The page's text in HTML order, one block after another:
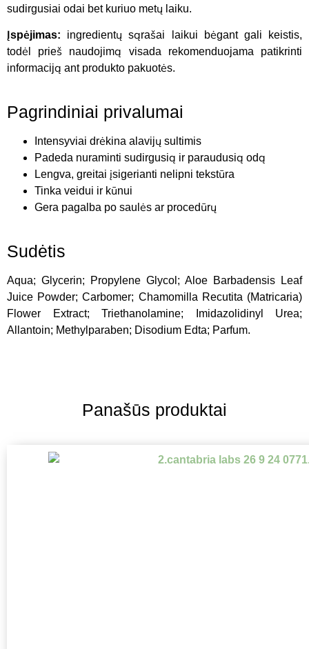
sudirgusiai odai bet kuriuo metų laiku.
Įspėjimas: ingredientų sąrašai laikui bėgant gali keistis,
todėl prieš naudojimą visada rekomenduojama patikrinti
informaciją ant produkto pakuotės.
Pagrindiniai privalumai
Intensyviai drėkina alavijų sultimis
Padeda nuraminti sudirgusią ir paraudusią odą
Lengva, greitai įsigerianti nelipni tekstūra
Tinka veidui ir kūnui
Gera pagalba po saulės ar procedūrų
Sudėtis
Aqua; Glycerin; Propylene Glycol; Aloe Barbadensis Leaf
Juice Powder; Carbomer; Chamomilla Recutita (Matricaria)
Flower Extract; Triethanolamine; Imidazolidinyl Urea;
Allantoin; Methylparaben; Disodium Edta; Parfum.
Panašūs produktai